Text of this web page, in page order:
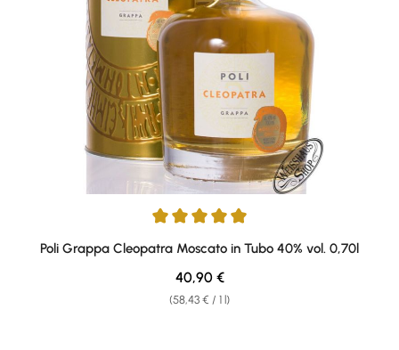
Average rating of 4.93 out of 5 stars
Poli Grappa Cleopatra Moscato in Tubo 40% vol. 0,70l
(58,43 € / 1 l)
Regular price:
40,90 €